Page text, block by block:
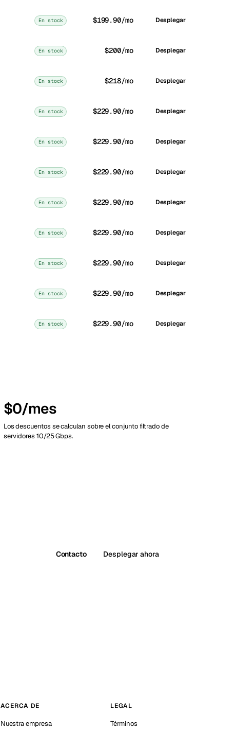
En stock $199.90/mo Desplegar
En stock $200/mo Desplegar
En stock $218/mo Desplegar
En stock $229.90/mo Desplegar
En stock $229.90/mo Desplegar
En stock $229.90/mo Desplegar
En stock $229.90/mo Desplegar
En stock $229.90/mo Desplegar
En stock $229.90/mo Desplegar
En stock $229.90/mo Desplegar
En stock $229.90/mo Desplegar
$0/mes
Los descuentos se calculan sobre el conjunto filtrado de
servidores 10/25 Gbps.
Contacto Desplegar ahora
ACERCA DE
Nuestra empresa
LEGAL
Términos